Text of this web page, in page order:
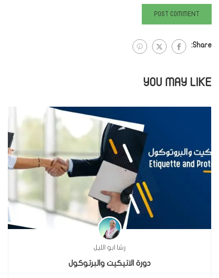
Share:
YOU MAY LIKE
رشا ابو الليل
دورة الاتيكيت والبرتوكول